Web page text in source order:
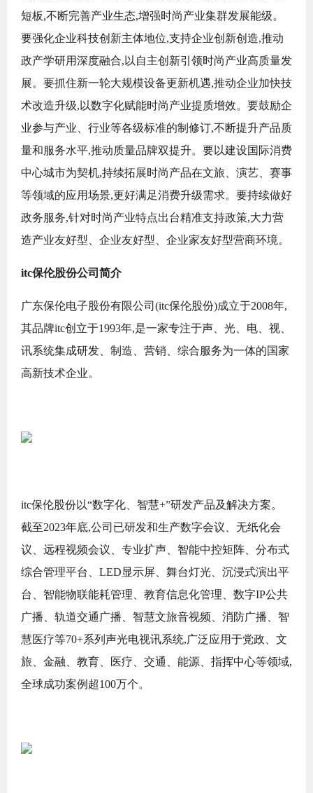
短板,不断完善产业生态,增强时尚产业集群发展能级。
要强化企业科技创新主体地位,支持企业创新创造,推动
政产学研用深度融合,以自主创新引领时尚产业高质量发
展。要抓住新一轮大规模设备更新机遇,推动企业加快技
术改造升级,以数字化赋能时尚产业提质增效。要鼓励企
业参与产业、行业等各级标准的制修订,不断提升产品质
量和服务水平,推动质量品牌双提升。要以建设国际消费
中心城市为契机,持续拓展时尚产品在文旅、演艺、赛事
等领域的应用场景,更好满足消费升级需求。要持续做好
政务服务,针对时尚产业特点出台精准支持政策,大力营
造产业友好型、企业友好型、企业家友好型营商环境。
itc保伦股份公司简介
广东保伦电子股份有限公司(itc保伦股份)成立于2008年,
其品牌itc创立于1993年,是一家专注于声、光、电、视、
讯系统集成研发、制造、营销、综合服务为一体的国家
高新技术企业。
itc保伦股份以“数字化、智慧+”研发产品及解决方案。
截至2023年底,公司已研发和生产数字会议、无纸化会
议、远程视频会议、专业扩声、智能中控矩阵、分布式
综合管理平台、LED显示屏、舞台灯光、沉浸式演出平
台、智能物联能耗管理、教育信息化管理、数字IP公共
广播、轨道交通广播、智慧文旅音视频、消防广播、智
慧医疗等70+系列声光电视讯系统,广泛应用于党政、文
旅、金融、教育、医疗、交通、能源、指挥中心等领域,
全球成功案例超100万个。